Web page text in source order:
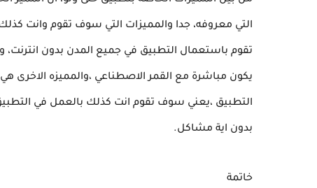
التي معروفه، جدا والمميزات التي سوف تقوم وانت
يكون مباشرة مع القمر الاصطناعي ،والمميزه الاخرى
التطبيق ،يعني سوف تقوم انت كذلك بالعمل في
بدون اية مشاكل.
خاتمة